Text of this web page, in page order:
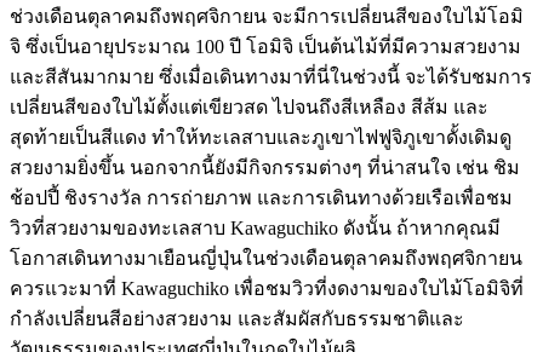
ช่วงเดือนตุลาคมถึงพฤศจิกายน จะมีการเปลี่ยนสีของใบไม้โอมิ
จิ ซึ่งเป็นอายุประมาณ 100 ปี โอมิจิ เป็นต้นไม้ที่มีความสวยงาม
และสีสันมากมาย ซึ่งเมื่อเดินทางมาที่นี่ในช่วงนี้ จะได้รับชมการ
เปลี่ยนสีของใบไม้ตั้งแต่เขียวสด ไปจนถึงสีเหลือง สีส้ม และ
สุดท้ายเป็นสีแดง ทำให้ทะเลสาบและภูเขาไฟฟูจิภูเขาดั้งเดิมดู
สวยงามยิ่งขึ้น นอกจากนี้ยังมีกิจกรรมต่างๆ ที่น่าสนใจ เช่น ชิม
ช้อปปี้ ชิงรางวัล การถ่ายภาพ และการเดินทางด้วยเรือเพื่อชม
วิวที่สวยงามของทะเลสาบ Kawaguchiko ดังนั้น ถ้าหากคุณมี
โอกาสเดินทางมาเยือนญี่ปุ่นในช่วงเดือนตุลาคมถึงพฤศจิกายน
ควรแวะมาที่ Kawaguchiko เพื่อชมวิวที่งดงามของใบไม้โอมิจิที่
กำลังเปลี่ยนสีอย่างสวยงาม และสัมผัสกับธรรมชาติและ